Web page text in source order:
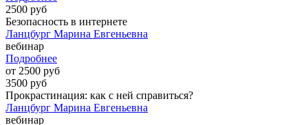
2500 руб
Безопасность в интернете
Ланцбург Марина Евгеньевна
вебинар
Подробнее
от 2500 руб
3500 руб
Прокрастинация: как с ней справиться?
Ланцбург Марина Евгеньевна
вебинар